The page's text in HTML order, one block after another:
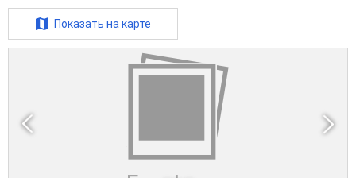
Показать на карте